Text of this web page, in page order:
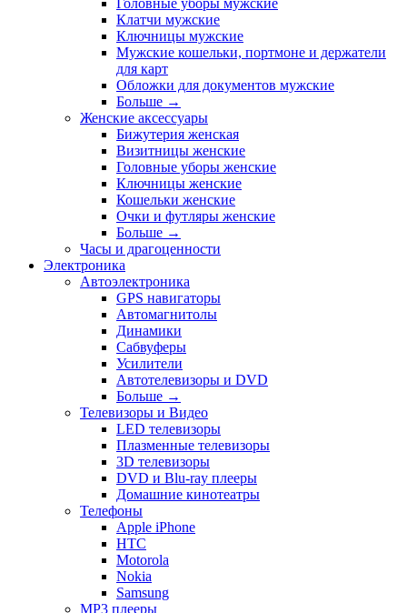
Головные уборы мужские
Клатчи мужские
Ключницы мужские
Мужские кошельки, портмоне и держатели
для карт
Обложки для документов мужские
Больше →
Женские аксессуары
Бижутерия женская
Визитницы женские
Головные уборы женские
Ключницы женские
Кошельки женские
Очки и футляры женские
Больше →
Часы и драгоценности
Электроника
Автоэлектроника
GPS навигаторы
Автомагнитолы
Динамики
Сабвуферы
Усилители
Автотелевизоры и DVD
Больше →
Телевизоры и Видео
LED телевизоры
Плазменные телевизоры
3D телевизоры
DVD и Blu-ray плееры
Домашние кинотеатры
Телефоны
Apple iPhone
HTC
Motorola
Nokia
Samsung
MP3 плееры